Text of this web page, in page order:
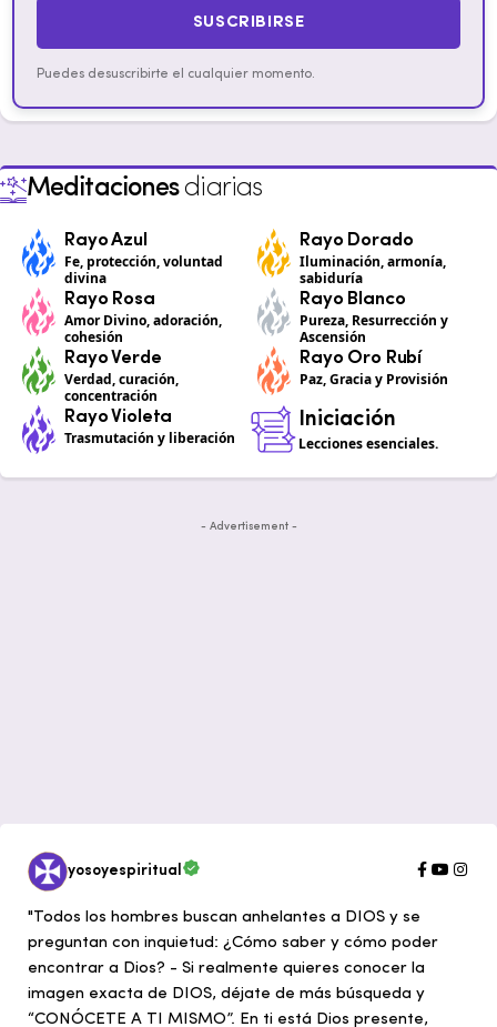
SUSCRIBIRSE
Puedes desuscribirte el cualquier momento.
Meditacionesdiarias
Rayo Azul
Fe, protección, voluntad
divina
Rayo Dorado
Iluminación, armonía,
sabiduría
Rayo Rosa
Amor Divino, adoración,
cohesión
Rayo Blanco
Pureza, Resurrección y
Ascensión
Rayo Verde
Verdad, curación,
concentración
Rayo Oro Rubí
Paz, Gracia y Provisión
Rayo Violeta
Trasmutación y liberación
Iniciación
Lecciones esenciales.
- Advertisement -
yosoyespiritual
"Todos los hombres buscan anhelantes a DIOS y se
preguntan con inquietud: ¿Cómo saber y cómo poder
encontrar a Dios? - Si realmente quieres conocer la
imagen exacta de DIOS, déjate de más búsqueda y
“CONÓCETE A TI MISMO”. En ti está Dios presente,